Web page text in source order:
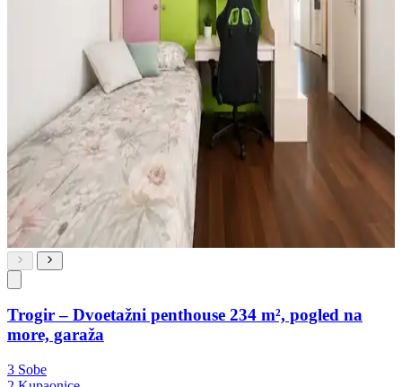
Trogir – Dvoetažni penthouse 234 m², pogled na
more, garaža
3 Sobe